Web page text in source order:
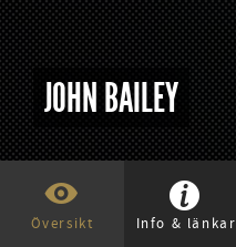
JOHN BAILEY
Översikt Info & länkar